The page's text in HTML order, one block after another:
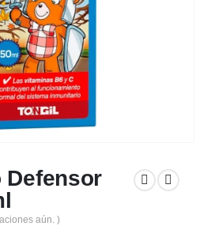
Defensor
aún. )